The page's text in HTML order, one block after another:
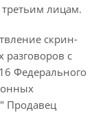
лицам.
скрин-
с
Федерального
Продавец